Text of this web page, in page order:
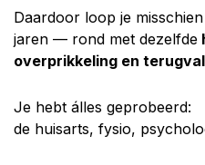
Daardoor loop je
jaren — rond met dezelfde
overprikkeling en
Je hebt álles geprobeerd:
de huisarts, fysio,